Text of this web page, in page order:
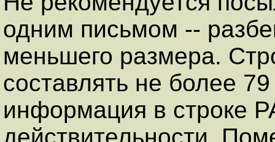
одним письмом --
меньшего размера.
составлять не более
информация в строке